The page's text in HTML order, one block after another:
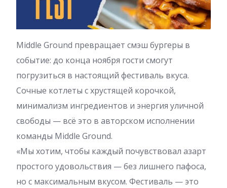
Middle Ground превращает смэш бургеры в
событие: до конца ноября гости смогут
погрузиться в настоящий фестиваль вкуса.
Сочные котлеты с хрустящей корочкой,
минимализм ингредиентов и энергия уличной
свободы — всё это в авторском исполнении
команды Middle Ground.
«Мы хотим, чтобы каждый почувствовал азарт
простого удовольствия — без лишнего пафоса,
но с максимальным вкусом. Фестиваль — это